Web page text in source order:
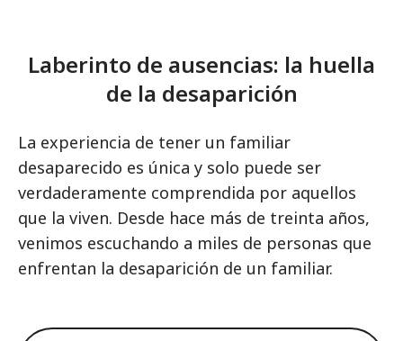
Laberinto de ausencias: la huella
de la desaparición
La experiencia de tener un familiar
desaparecido es única y solo puede ser
verdaderamente comprendida por aquellos
que la viven. Desde hace más de treinta años,
venimos escuchando a miles de personas que
enfrentan la desaparición de un familiar.